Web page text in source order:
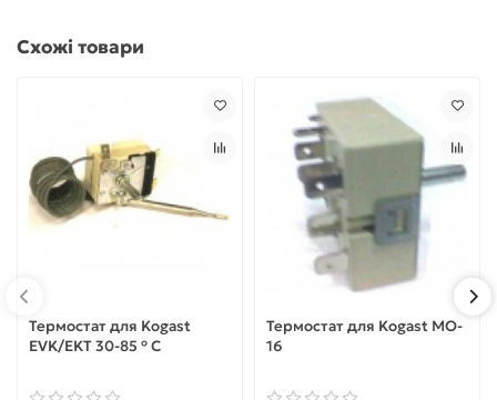
Схожі товари
Термостат для Kogast
EVK/EKT 30-85 ° C
Термостат для Kogast MO-
16